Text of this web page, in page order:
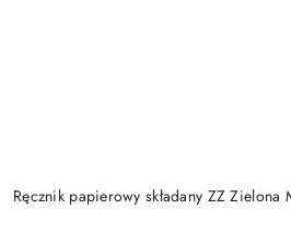
Ręcznik papierowy składany ZZ Zielona